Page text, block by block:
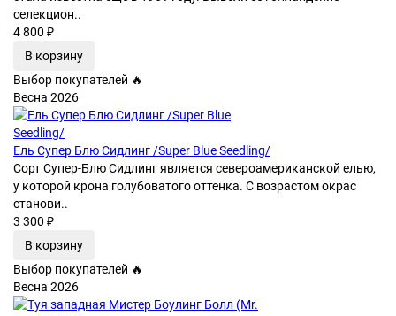
селекцион..
4 800 ₽
В корзину
Выбор покупателей 🔥
Весна 2026
Ель Супер Блю Сидлинг /Super Blue Seedling/
Сорт Супер-Блю Сидлинг является североамериканской елью,
у которой крона голубоватого оттенка. С возрастом окрас
станови..
3 300 ₽
В корзину
Выбор покупателей 🔥
Весна 2026